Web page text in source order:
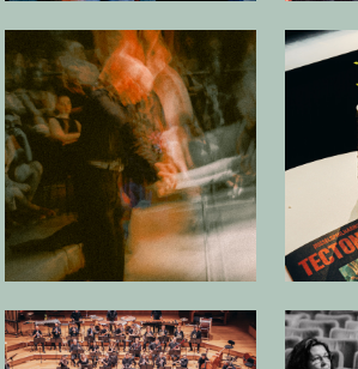
Open afbeelding in popup
Open afbeelding in popup